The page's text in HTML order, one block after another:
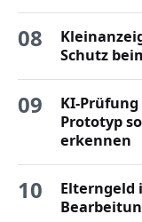
08
Schutz
09
KI-
Prototyp
erkennen
10
Elterngeld